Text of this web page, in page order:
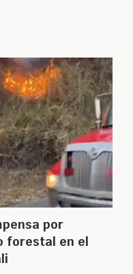
por
forestal en el